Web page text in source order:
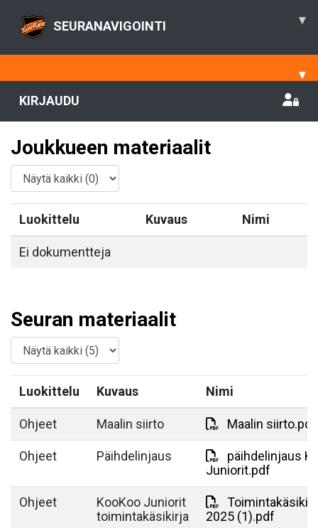
SEURANAVIGOINTI ▾
▾
KIRJAUDU
Joukkueen materiaalit
Luokittelu Kuvaus Nimi
Ei dokumentteja
Seuran materiaalit
Luokittelu Kuvaus Nimi
Ohjeet Maalin siirto Maalin siirto.pdf
Ohjeet Päihdelinjaus
päihdelinjaus
Juniorit.pdf
Ohjeet
KooKoo Juniorit
toimintakäsikirja
2025 (1).pdf